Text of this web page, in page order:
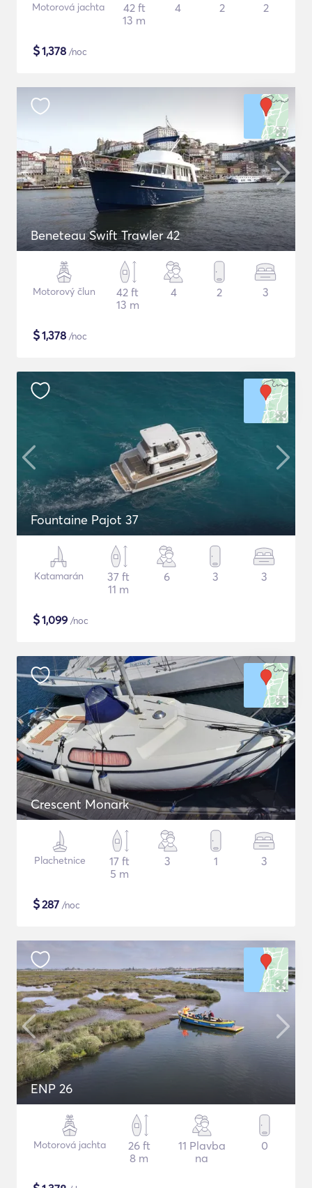
Motorová jachta
42 ft
13 m
4 2 2
$1,378 /noc
Beneteau Swift Trawler 42
Motorový člun
42 ft
13 m
4 2 3
$1,378 /noc
Fountaine Pajot 37
Katamarán
37 ft
11 m
6 3 3
$1,099 /noc
Crescent Monark
Plachetnice
17 ft
5 m
3 1 3
$287 /noc
ENP 26
Motorová jachta
26 ft
8 m
11 Plavba
na
0